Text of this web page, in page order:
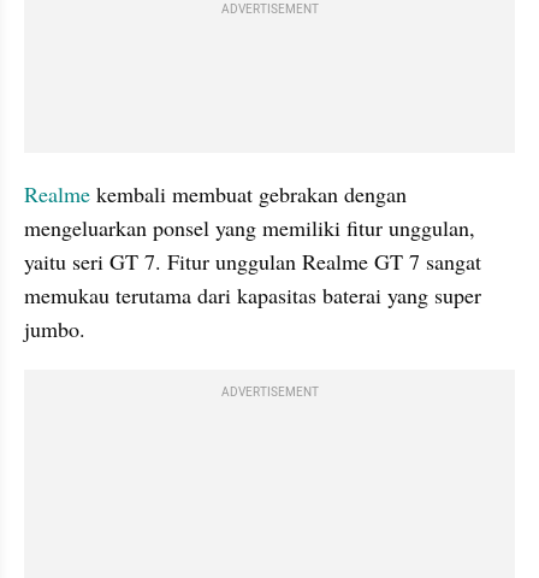
ADVERTISEMENT
Realme kembali membuat gebrakan dengan
mengeluarkan ponsel yang memiliki fitur unggulan,
yaitu seri GT 7. Fitur unggulan Realme GT 7 sangat
memukau terutama dari kapasitas baterai yang super
jumbo.
ADVERTISEMENT